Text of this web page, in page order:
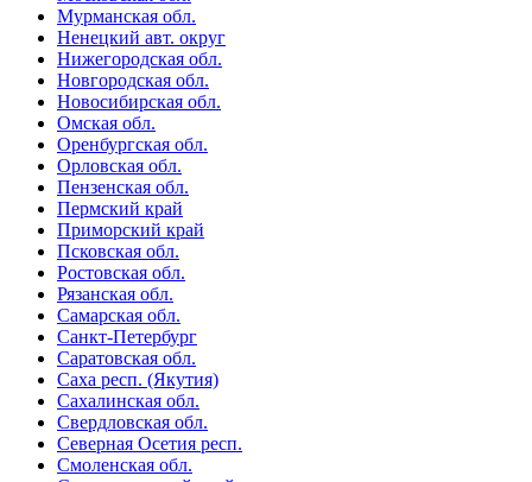
Мурманская обл.
Ненецкий авт. округ
Нижегородская обл.
Новгородская обл.
Новосибирская обл.
Омская обл.
Оренбургская обл.
Орловская обл.
Пензенская обл.
Пермский край
Приморский край
Псковская обл.
Ростовская обл.
Рязанская обл.
Самарская обл.
Санкт-Петербург
Саратовская обл.
Саха респ. (Якутия)
Сахалинская обл.
Свердловская обл.
Северная Осетия респ.
Смоленская обл.